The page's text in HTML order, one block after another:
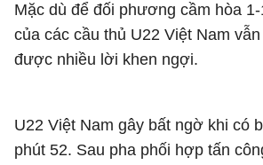
Mặc dù để đối phương cầm hòa
của các cầu thủ U22 Việt Nam
được nhiều lời khen ngợi.
U22 Việt Nam gây bất ngờ khi có
phút 52. Sau pha phối hợp tấn